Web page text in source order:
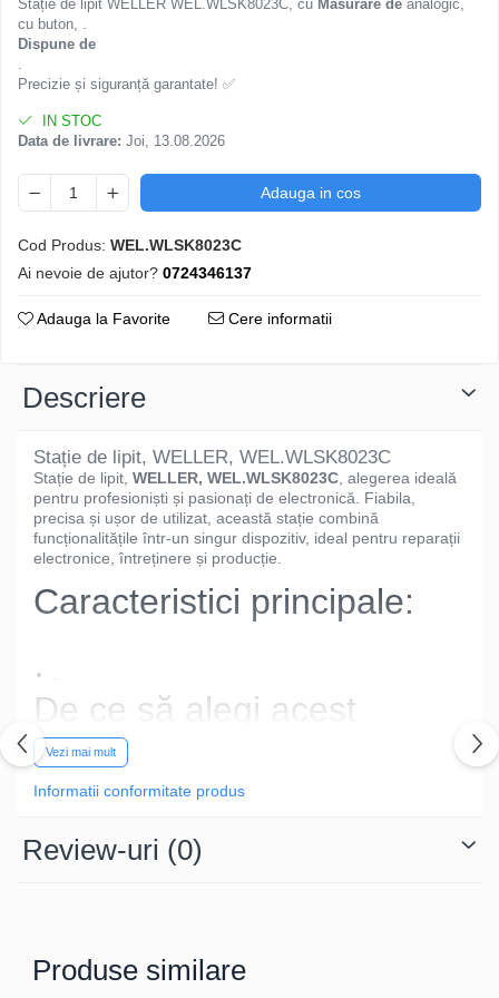
Stație de lipit WELLER WEL.WLSK8023C, cu Masurare de analogic,
cu buton, .
Dispune de
Precizie și siguranță garantate! ✅
IN STOC
Data de livrare: Joi, 13.08.2026
Adauga in cos
Cod Produs: WEL.WLSK8023C
Ai nevoie de ajutor? 0724346137
Adauga la Favorite Cere informatii
Descriere
Stație de lipit, WELLER, WEL.WLSK8023C
Stație de lipit, WELLER, WEL.WLSK8023C , alegerea ideală
pentru profesioniști și pasionați de electronică. Fiabila,
precisa și ușor de utilizat, această stație combină
funcționalitățile într-un singur dispozitiv, ideal pentru reparații
electronice, întreținere și producție.
Caracteristici principale:
De ce să alegi acest
model?
rapidă și precisă a temperaturii. Stația este prevazuta cu
Tipul
Stație de lipit
Vezi mai mult
Informatii conformitate produs
Review-uri (0)
Produse similare